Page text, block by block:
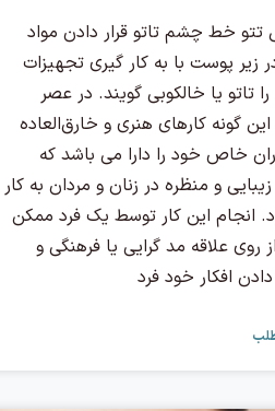
تتو خط چشم تاتو قرار دادن مواد
زیر پوست با به کار گیری تجهیزات
تاتو یا خالکوبی گویند. در عصر
گونه کارهای هنری و خارق‌العاده
خاص خود را دارا می باشد که
و منظره در زنان و مردان به کار
انجام این کار توسط یک فرد ممکن
روی علاقه مد گرایی یا فرهنگی و
افکار خود فرد